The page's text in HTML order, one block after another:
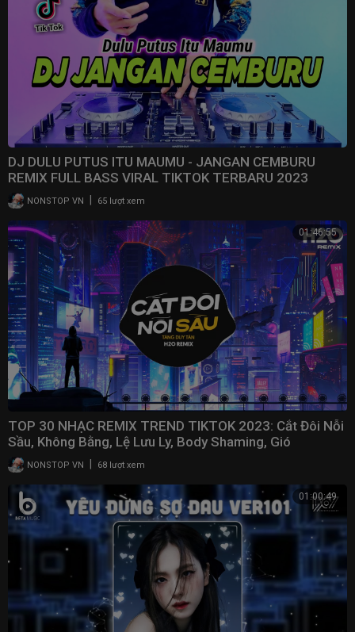
DJ DULU PUTUS ITU MAUMU - JANGAN CEMBURU
REMIX FULL BASS VIRAL TIKTOK TERBARU 2023
NONSTOP VN 65 lượt xem
01:46:55
TOP 30 NHẠC REMIX TREND TIKTOK 2023: Cắt Đôi Nỗi
Sầu, Không Bằng, Lệ Lưu Ly, Body Shaming, Gió
NONSTOP VN 68 lượt xem
01:00:49